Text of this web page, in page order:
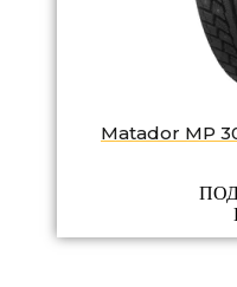
Matador MP